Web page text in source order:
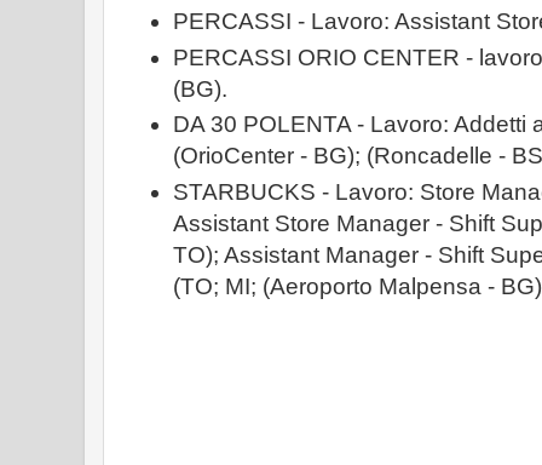
PERCASSI - Lavoro: Assistant
PERCASSI ORIO CENTER -
(BG).
DA 30 POLENTA - Lavoro: Addetti
(OrioCenter - BG); (Roncadelle -
STARBUCKS - Lavoro: Store
Assistant Store Manager - Shift
TO); Assistant Manager - Shift
(TO; MI; (Aeroporto Malpensa -